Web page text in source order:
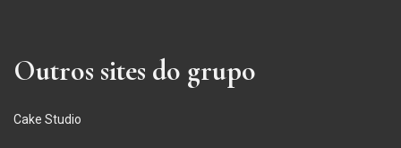
Outros sites do grupo
Cake Studio